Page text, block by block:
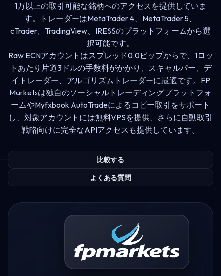
1万以上の取引可能な銘柄へのアクセスを提供していま
す。トレーダーはMetaTrader 4、MetaTrader 5、
cTrader、TradingView、IRESSのプラットフォームから選
択可能です。
Raw ECNアカウントはスプレッド0.0ピップからで、1ロッ
トあたり片道3ドルの手数料がかかり、スキャルパー、デ
イトレーダー、アルゴリズムトレーダーに最適です。FP
Marketsは独自のソーシャルトレーディングプラットフォ
ームやMyfxbook AutoTradeによるコピー取引をサポート
し、対象アカウントには無料VPSを提供、さらに自動取引
戦略向けに完全なAPIアクセスも提供しています。
比較する
よくある質問